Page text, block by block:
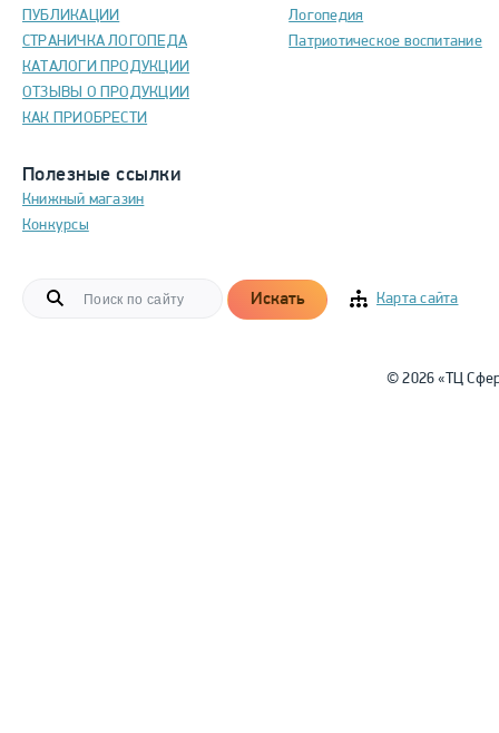
ПУБЛИКАЦИИ
СТРАНИЧКА ЛОГОПЕДА
КАТАЛОГИ ПРОДУКЦИИ
ОТЗЫВЫ О ПРОДУКЦИИ
КАК ПРИОБРЕСТИ
Полезные ссылки
Книжный магазин
Конкурсы
Логопедия
Патриотическое воспитание
Искать Карта сайта
© 2026 «ТЦ